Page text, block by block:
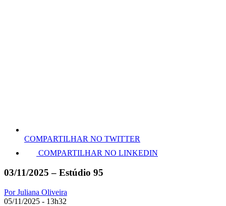
COMPARTILHAR NO TWITTER
COMPARTILHAR NO LINKEDIN
03/11/2025 – Estúdio 95
Por Juliana Oliveira
05/11/2025 - 13h32